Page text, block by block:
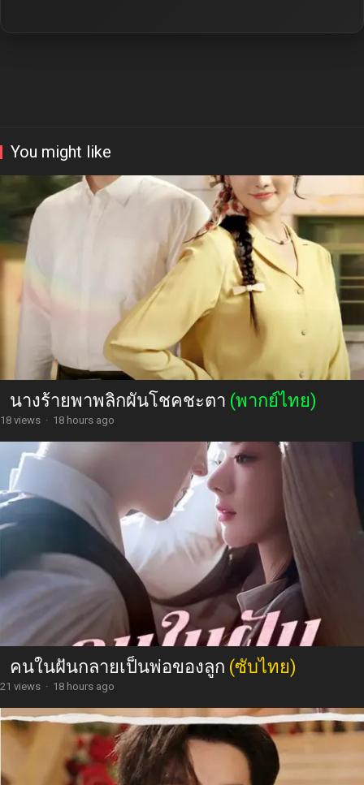
You might like
นางร้ายพาพลิกผันโชคชะตา (พากย์ไทย)
18 views · 18 hours ago
คนในฝันกลายเป็นพ่อของลูก (ซับไทย)
21 views · 18 hours ago